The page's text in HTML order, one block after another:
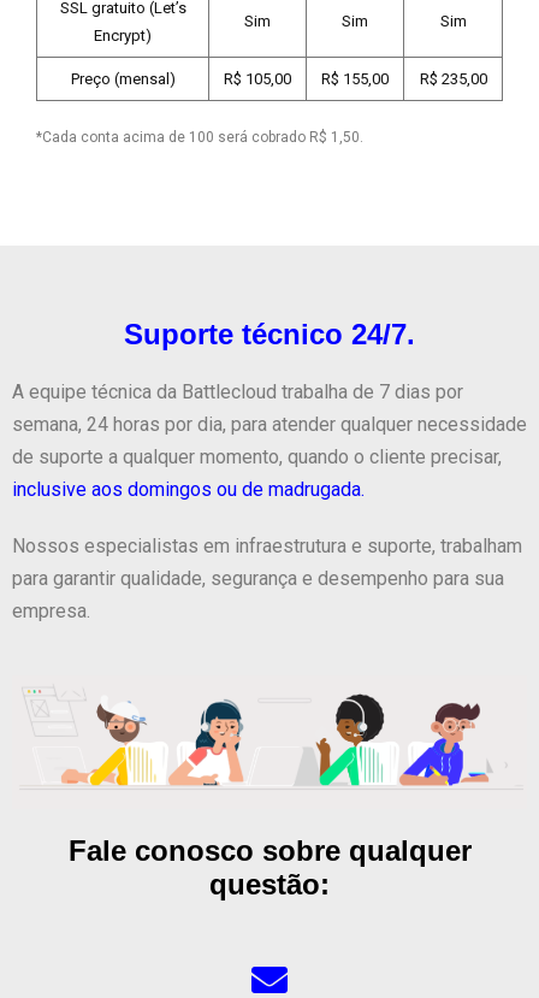
SSL gratuito (Let’s
Encrypt)
Sim Sim Sim
Preço (mensal) R$ 105,00 R$ 155,00 R$ 235,00
*Cada conta acima de 100 será cobrado R$ 1,50.
Suporte técnico 24/7.
A equipe técnica da Battlecloud trabalha de 7 dias por
semana, 24 horas por dia, para atender qualquer necessidade
de suporte a qualquer momento, quando o cliente precisar,
inclusive aos domingos ou de madrugada.
Nossos especialistas em infraestrutura e suporte, trabalham
para garantir qualidade, segurança e desempenho para sua
empresa.
Fale conosco sobre qualquer
questão: